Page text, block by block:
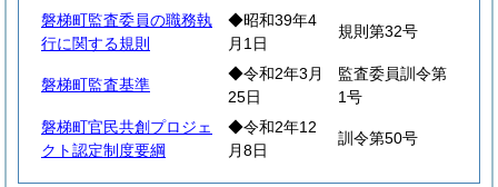
磐梯町監査委員の職務執
行に関する規則
◆昭和39年4
月1日
規則第32号
磐梯町監査基準
◆令和2年3月
25日
監査委員訓令第
1号
磐梯町官民共創プロジェ
クト認定制度要綱
◆令和2年12
月8日
訓令第50号